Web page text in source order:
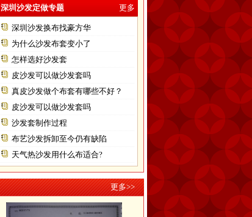
深圳沙发定做专题 更多
深圳沙发换布找豪方华
为什么沙发布套变小了
怎样选好沙发套
皮沙发可以做沙发套吗
真皮沙发做个布套有哪些不好？
皮沙发可以做沙发套吗
沙发套制作过程
布艺沙发拆卸至今仍有缺陷
天气热沙发用什么布适合?
更多>>